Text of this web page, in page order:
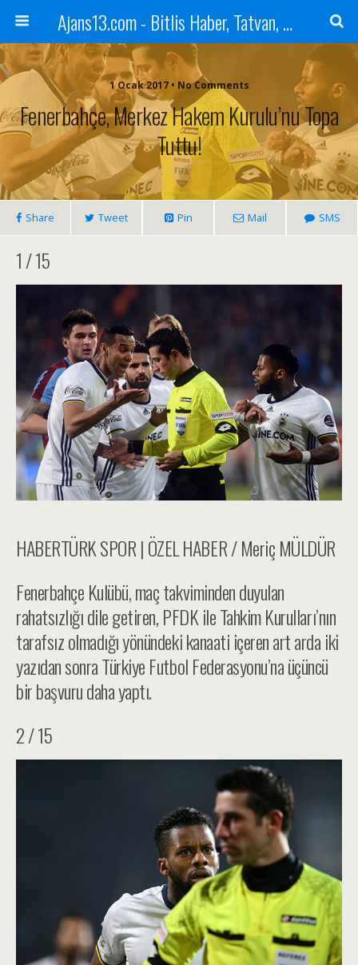
Ajans13.com - Bitlis Haber, Tatvan, Ahlat, Adilcevaz, Mutki, Hizan, Güroymak, Gazete, Ajans, 13, Haber
1 Ocak 2017 • No Comments
Fenerbahçe, Merkez Hakem Kurulu’nu Topa
Tuttu!
Share Tweet Pin Mail SMS
1 / 15
HABERTÜRK SPOR | ÖZEL HABER / Meriç MÜLDÜR
Fenerbahçe Kulübü, maç takviminden duyulan
rahatsızlığı dile getiren, PFDK ile Tahkim Kurulları’nın
tarafsız olmadığı yönündeki kanaati içeren art arda iki
yazıdan sonra Türkiye Futbol Federasyonu’na üçüncü
bir başvuru daha yaptı.
2 / 15